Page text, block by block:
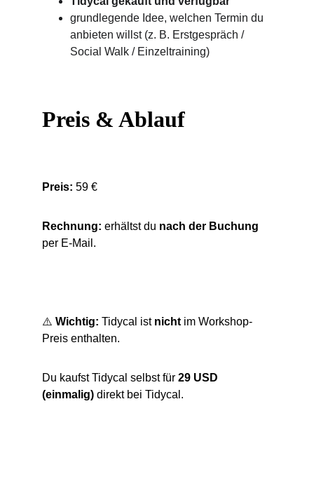
grundlegende Idee, welchen Termin du
anbieten willst (z. B. Erstgespräch /
Social Walk / Einzeltraining)
Preis & Ablauf
Preis: 59 €
Rechnung: erhältst du nach der Buchung
per E-Mail.
⚠️ Wichtig: Tidycal ist nicht im Workshop-
Preis enthalten.
Du kaufst Tidycal selbst für 29 USD
(einmalig) direkt bei Tidycal.